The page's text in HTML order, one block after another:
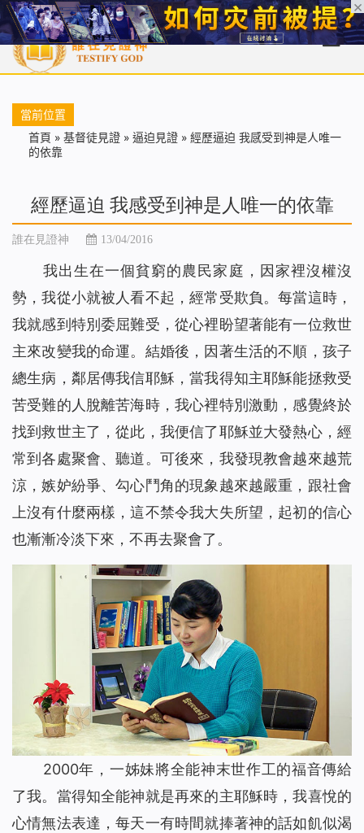
首頁 每日靈糧 天國福音 基督徒見證 信仰解答 聖經
當前位置
首頁 » 基督徒見證 » 逼迫見證 » 經歷逼迫 我感受到神是人唯一
的依靠
經歷逼迫 我感受到神是人唯一的依靠
誰在見證神 13/04/2016
我出生在一個貧窮的農民家庭，因家裡沒權沒
勢，我從小就被人看不起，經常受欺負。每當這時，
我就感到特別委屈難受，從心裡盼望著能有一位救世
主來改變我的命運。結婚後，因著生活的不順，孩子
總生病，鄰居傳我信耶穌，當我得知主耶穌能拯救受
苦受難的人脫離苦海時，我心裡特別激動，感覺終於
找到救世主了，從此，我便信了耶穌並大發熱心，經
常到各處聚會、聽道。可後來，我發現教會越來越荒
涼，嫉妒紛爭、勾心鬥角的現象越來越嚴重，跟社會
上沒有什麼兩樣，這不禁令我大失所望，起初的信心
也漸漸冷淡下來，不再去聚會了。
2000年，一姊妹將全能神末世作工的福音傳給
了我。當得知全能神就是再來的主耶穌時，我喜悅的
心情無法表達，每天一有時間就捧著神的話如飢似渴